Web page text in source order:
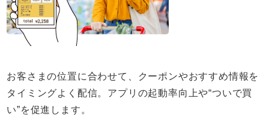
お客さまの位置に合わせて、クーポンやおすすめ情報を
タイミングよく配信。アプリの起動率向上や“ついで買
い”を促進します。